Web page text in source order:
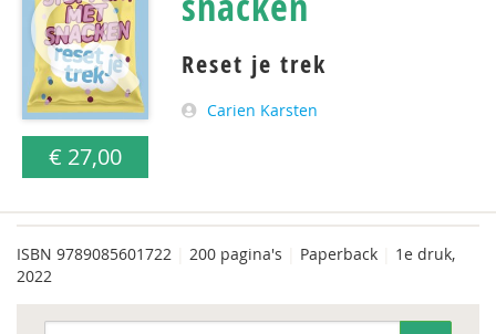
€ 27,00
Reset je trek
Carien Karsten
ISBN 9789085601722 200 pagina's Paperback
1e druk,
2022